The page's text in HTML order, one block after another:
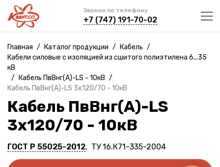
Звонок по телефону
+7 (747) 191-70-02
Главная / Каталог продукции / Кабель /
Кабели силовые с изоляцией из сшитого полиэтилена 6...35
кВ
/
Кабель ПвВнг(A)-LS - 10кВ /
Кабель ПвВнг(A)-LS 3х120/70 - 10кВ
Кабель ПвВнг(A)-LS
3х120/70 - 10кВ
ГОСТ Р 55025-2012, ТУ 16.К71-335-2004